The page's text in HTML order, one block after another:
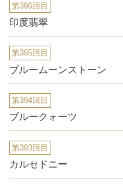
第396回目
印度翡翠
第395回目
ブルームーンストーン
第394回目
ブルークォーツ
第393回目
カルセドニー